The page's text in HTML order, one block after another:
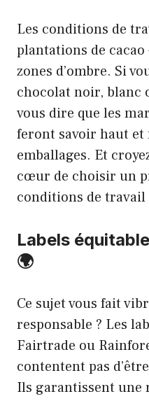
Les conditions de
plantations de cacao
zones d’ombre. Si
chocolat noir, blanc
vous dire que les
feront savoir haut
emballages. Et
cœur de choisir un
conditions de travail
Labels
🌍
Ce sujet vous fait
responsable ? Les
Fairtrade ou
contentent pas
Ils garantissent une